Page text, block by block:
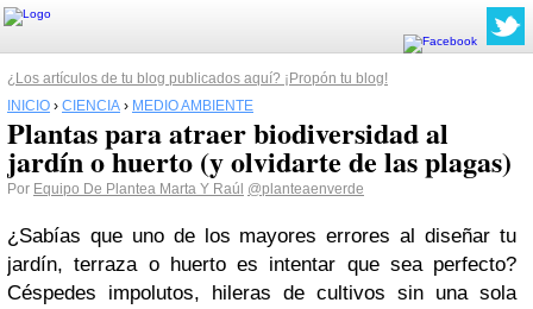
¿Los artículos de tu blog publicados aquí? ¡Propón tu blog!
INICIO › CIENCIA › MEDIO AMBIENTE
Plantas para atraer biodiversidad al
jardín o huerto (y olvidarte de las plagas)
Por Equipo De Plantea Marta Y Raúl @planteaenverde
¿Sabías que uno de los mayores errores al diseñar tu
jardín, terraza o huerto es intentar que sea perfecto?
Céspedes impolutos, hileras de cultivos sin una sola